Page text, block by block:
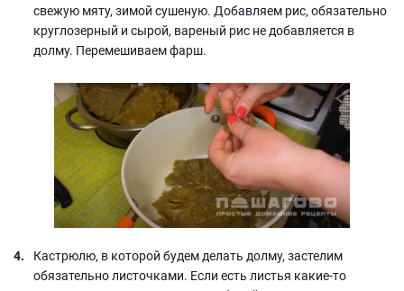
свежую мяту, зимой сушеную. Добавляем рис, обязательно
круглозерный и сырой, вареный рис не добавляется в
долму. Перемешиваем фарш.
Кастрюлю, в которой будем делать долму, застелим
обязательно листочками. Если есть листья какие-то